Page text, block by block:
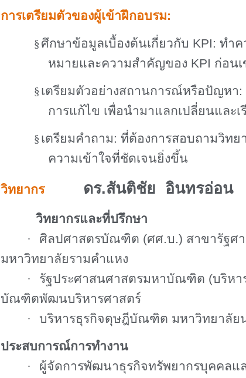
การเตรียมตัวของผู้เข้าฝึกอบรม:
§ ศึกษาข้อมูลเบื้องต้นเกี่ยวกับ KPI: ทำค
หมายและความสำคัญของ KPI ก่อน
§ เตรียมตัวอย่างสถานการณ์หรือปัญหา:
การแก้ไข เพื่อนำมาแลกเปลี่ยนและ
§ เตรียมคำถาม: ที่ต้องการสอบถามวิทย
ความเข้าใจที่ชัดเจนยิ่งขึ้น
วิทยากร ดร.สันติชัย อินทรอ่อน
วิทยากรและที่ปรึกษา
·
ศิลปศาสตรบัณฑิต (ศศ.บ.) สาขารัฐศ
มหาวิทยาลัยรามคำแหง
·
รัฐประศาสนศาสตรมหาบัณฑิต (บริห
บัณฑิตพัฒนบริหารศาสตร์
·
บริหารธุรกิจดุษฎีบัณฑิต มหาวิทยาลัย
ประสบการณ์การทำงาน
·
ผู้จัดการพัฒนาธุรกิจทรัพยากรบุคคลแ